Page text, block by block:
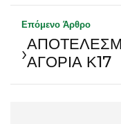
Επόμενο Άρθρο
›ΑΓΟΡΙΑ Κ17